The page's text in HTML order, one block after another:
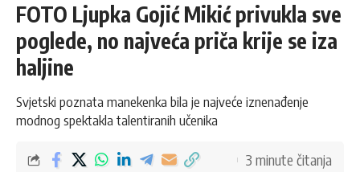
FOTO Ljupka Gojić Mikić privukla sve
poglede, no najveća priča krije se iza
haljine
Svjetski poznata manekenka bila je najveće iznenađenje
modnog spektakla talentiranih učenika
3 minute čitanja